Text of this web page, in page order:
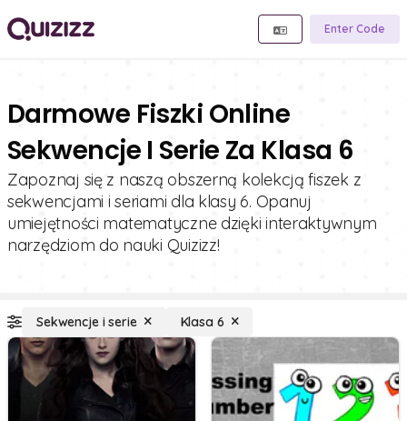
Enter Code
Darmowe Fiszki Online
Sekwencje I Serie Za Klasa 6
Zapoznaj się z naszą obszerną kolekcją fiszek z
sekwencjami i seriami dla klasy 6. Opanuj
umiejętności matematyczne dzięki interaktywnym
narzędziom do nauki Quizizz!
Sekwencje i serie Klasa 6